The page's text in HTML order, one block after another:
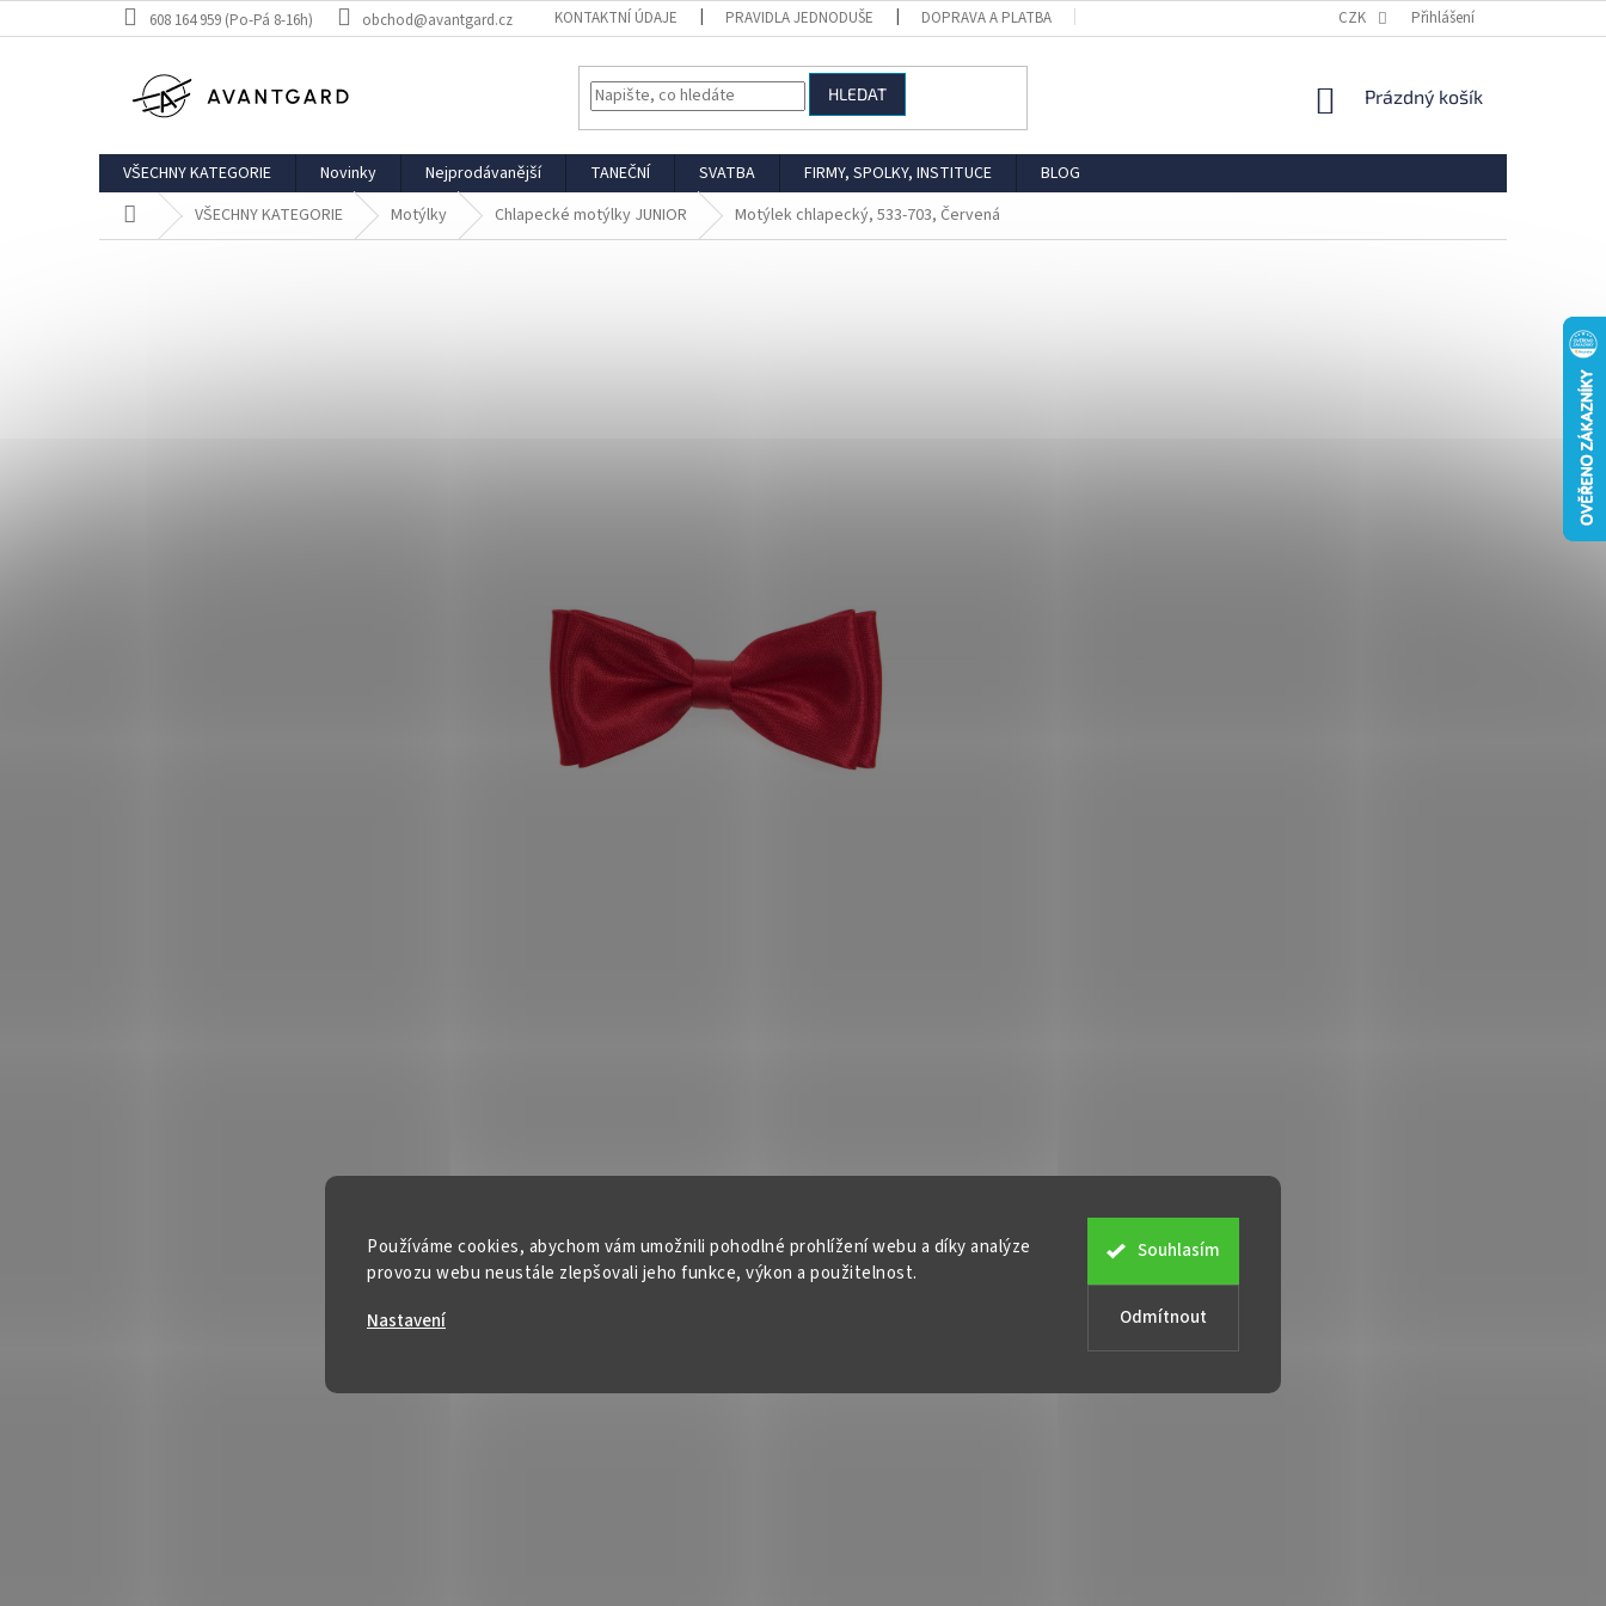
Používáme cookies, abychom vám umožnili pohodlné prohlížení webu a díky analýze
provozu webu neustále zlepšovali jeho funkce, výkon a použitelnost.
Nastavení
Odmítnout
Souhlasím
na
608 164 959 (Po-Pá 8-16h) obchod@avantgard.cz KONTAKTNÍ ÚDAJE PRAVIDLA JEDNODUŠE DOPRAVA A PLATBA REKLAMACE VRÁCENÍ ZBOŽÍ
CZK Přihlášení
HLEDAT
NÁKUPNÍ
Prázdný košík
VŠECHNY KATEGORIE Novinky Nejprodávanější TANEČNÍ SVATBA FIRMY, SPOLKY, INSTITUCE
BLOG
Domů VŠECHNY KATEGORIE Motýlky Chlapecké motýlky JUNIOR Motýlek chlapecký, 533-703, Červená